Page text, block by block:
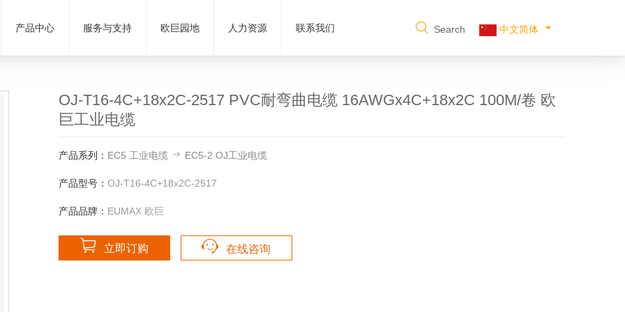
产品中心 服务与支持 欧巨园地 人力资源 联系我们 Search 中文简体
OJ-T16-4C+18x2C-2517 PVC耐弯曲电缆 16AWGx4C+18x2C 100M/卷 欧
巨工业电缆
产品系列： EC5 工业电缆 EC5-2 OJ工业电缆
产品型号： OJ-T16-4C+18x2C-2517
产品品牌： EUMAX 欧巨
立即订购 在线咨询